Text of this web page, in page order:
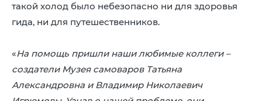
такой холод было небезопасно ни для здоровья
гида, ни для путешественников.
«На помощь пришли наши любимые коллеги –
создатели Музея самоваров Татьяна
Александровна и Владимир Николаевич